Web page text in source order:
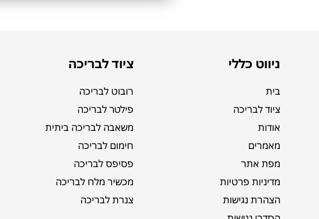
ניווט כללי
בית
ציוד לבריכה
אודות
מאמרים
מפת אתר
מדיניות פרטיות
הצהרת נגישות
ציוד לבריכה
רובוט לבריכה
פילטר לבריכה
משאבה לבריכה ביתית
חימום לבריכה
פסיפס לבריכה
מכשיר מלח לבריכה
צנרת לבריכה